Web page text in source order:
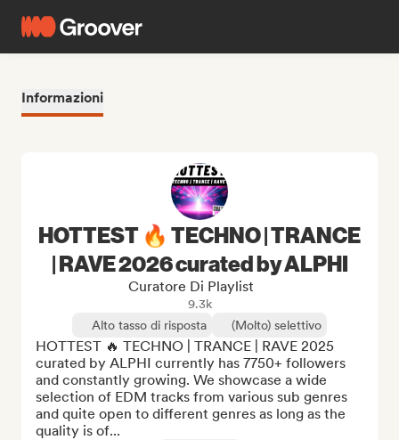
Informazioni
HOTTEST 🔥 TECHNO | TRANCE
| RAVE 2026 curated by ALPHI
Curatore Di Playlist
9.3k
Alto tasso di risposta
(Molto) selettivo
HOTTEST 🔥 TECHNO | TRANCE | RAVE 2025
curated by ALPHI currently has 7750+ followers
and constantly growing. We showcase a wide
selection of EDM tracks from various sub genres
and quite open to different genres as long as the
quality is of...